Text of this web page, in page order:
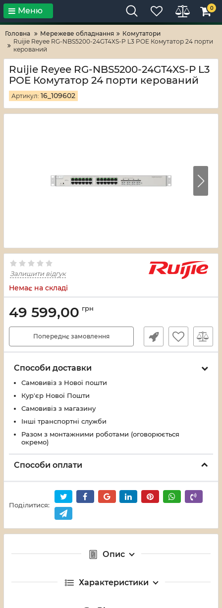
Тільки високі технології! RV-ZAFT
Меню 0
Головна Мережеве обладнання
Комутатори
Ruijie Reyee RG-NBS5200-24GT4XS-P L3 POE Комутатор 24 порти
керований
Ruijie Reyee RG-NBS5200-24GT4XS-P L3
POE Комутатор 24 порти керований
Артикул: 16_109602
Залишити відгук
Немає на складі
49 599,00 грн
Попереднє замовлення
Способи доставки
Самовивіз з Нової пошти
Кур'єр Нової Пошти
Самовивіз з магазину
Інші транспортні служби
Разом з монтажними роботами (оговорюється
окремо)
Способи оплати
Поділитися:
Опис
Характеристики